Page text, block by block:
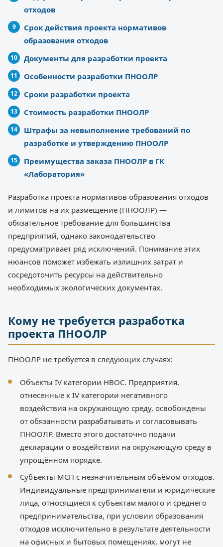
отходов
Срок действия проекта нормативов
образования отходов
Документы для разработки проекта
Особенности разработки ПНООЛР
Сроки разработки проекта
Стоимость разработки ПНООЛР
Штрафы за невыполнение требований по
разработке и утверждению ПНООЛР
Преимущества заказа ПНООЛР в ГК
«Лаборатория»
Разработка проекта нормативов образования отходов
и лимитов на их размещение (ПНООЛР) —
обязательное требование для большинства
предприятий, однако законодательство
предусматривает ряд исключений. Понимание этих
нюансов поможет избежать излишних затрат и
сосредоточить ресурсы на действительно
необходимых экологических документах.
Кому не требуется разработка
проекта ПНООЛР
ПНООЛР не требуется в следующих случаях:
Объекты IV категории НВОС. Предприятия,
отнесенные к IV категории негативного
воздействия на окружающую среду, освобождены
от обязанности разрабатывать и согласовывать
ПНООЛР. Вместо этого достаточно подачи
декларации о воздействии на окружающую среду в
упрощённом порядке.
Субъекты МСП с незначительным объёмом отходов.
Индивидуальные предприниматели и юридические
лица, относящиеся к субъектам малого и среднего
предпринимательства, при условии образования
отходов исключительно в результате деятельности
на офисных и бытовых помещениях, могут не